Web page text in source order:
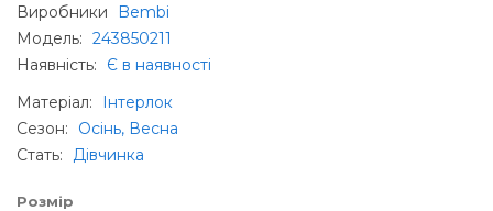
Виробники
Bembi
Модель: 243850211
Наявність:
Є в наявності
Матеріал:
Інтерлок
Сезон:
Осінь, Весна
Стать: Дівчинка
Розмір